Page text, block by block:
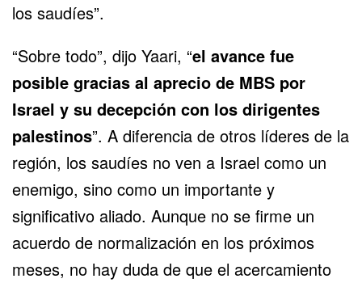
los saudíes”.
“Sobre todo”, dijo Yaari, “el avance fue
posible gracias al aprecio de MBS por
Israel y su decepción con los dirigentes
palestinos”. A diferencia de otros líderes de la
región, los saudíes no ven a Israel como un
enemigo, sino como un importante y
significativo aliado. Aunque no se firme un
acuerdo de normalización en los próximos
meses, no hay duda de que el acercamiento